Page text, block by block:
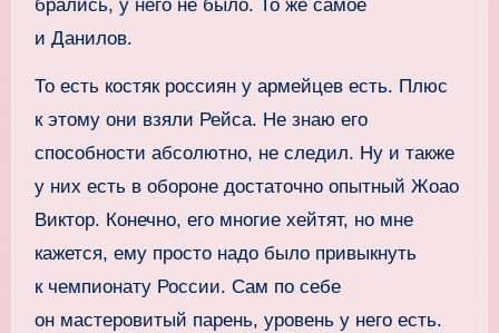
брались, у него не было. То же самое
и Данилов.
То есть костяк россиян у армейцев есть. Плюс
к этому они взяли Рейса. Не знаю его
способности абсолютно, не следил. Ну и также
у них есть в обороне достаточно опытный Жоао
Виктор. Конечно, его многие хейтят, но мне
кажется, ему просто надо было привыкнуть
к чемпионату России. Сам по себе
он мастеровитый парень, уровень у него есть.